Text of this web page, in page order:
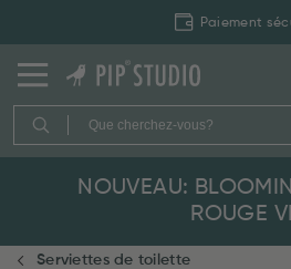
Paiement
NOUVEAU:
ROUGE
Serviettes de toilette